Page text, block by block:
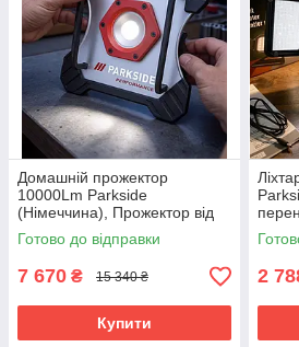
Домашній прожектор
10000Lm Parkside
(Німеччина), Прожектор від
акумулятора, Акумуляторний
ліхтар-прожектор, RYH
Готово до відправки
7 670 ₴ 15 340 ₴
Купити
2